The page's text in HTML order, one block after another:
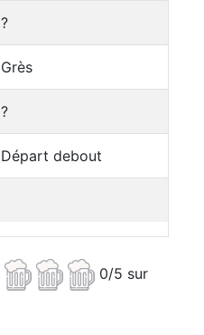
?
Grès
?
Départ debout
0/5 sur